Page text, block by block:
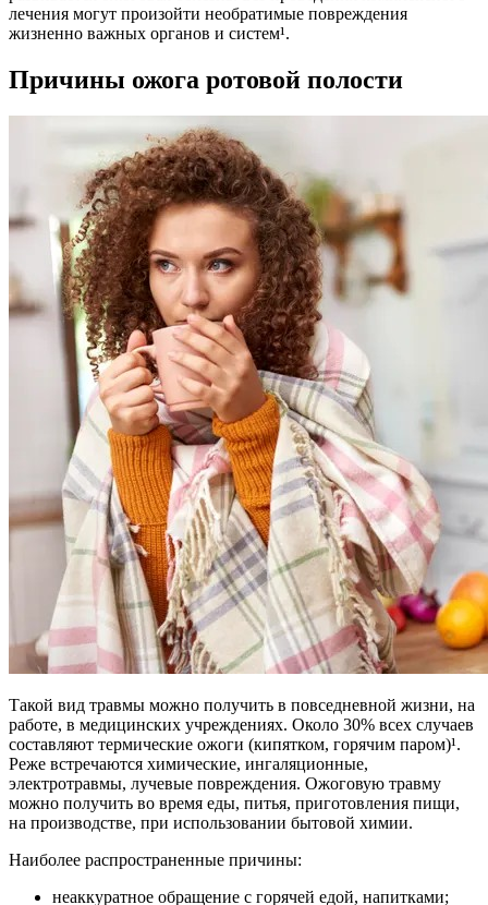
лечения могут произойти необратимые повреждения
жизненно важных органов и систем¹.
Причины ожога ротовой полости
Такой вид травмы можно получить в повседневной жизни, на
работе, в медицинских учреждениях. Около 30% всех случаев
составляют термические ожоги (кипятком, горячим паром)¹.
Реже встречаются химические, ингаляционные,
электротравмы, лучевые повреждения. Ожоговую травму
можно получить во время еды, питья, приготовления пищи,
на производстве, при использовании бытовой химии.
Наиболее распространенные причины:
неаккуратное обращение с горячей едой, напитками;